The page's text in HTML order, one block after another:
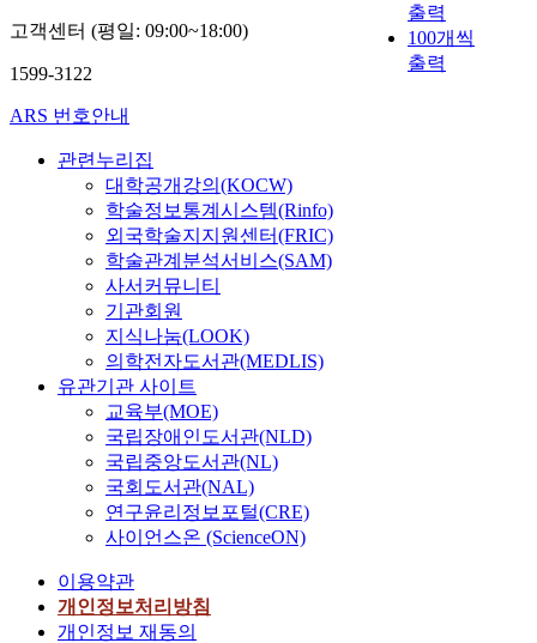
출력
100개씩
출력
고객센터 (평일: 09:00~18:00)
1599-3122
ARS 번호안내
관련누리집
대학공개강의(KOCW)
학술정보통계시스템(Rinfo)
외국학술지지원센터(FRIC)
학술관계분석서비스(SAM)
사서커뮤니티
기관회원
지식나눔(LOOK)
의학전자도서관(MEDLIS)
유관기관 사이트
교육부(MOE)
국립장애인도서관(NLD)
국립중앙도서관(NL)
국회도서관(NAL)
연구윤리정보포털(CRE)
사이언스온 (ScienceON)
이용약관
개인정보처리방침
개인정보 재동의